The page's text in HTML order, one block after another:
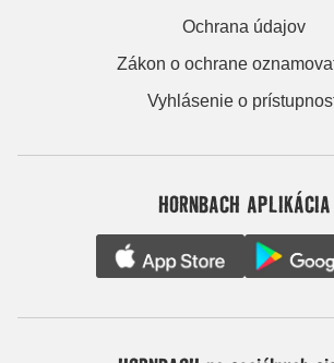
Ochrana údajov
Zákon o ochrane
Vyhlásenie o
HORNBACH APLIKÁCIA